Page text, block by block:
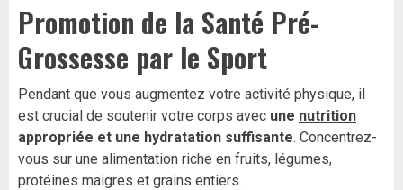
Promotion de la Santé Pré-
Grossesse par le Sport
Pendant que vous augmentez votre activité physique, il
est crucial de soutenir votre corps avec une nutrition
appropriée et une hydratation suffisante. Concentrez-
vous sur une alimentation riche en fruits, légumes,
protéines maigres et grains entiers.